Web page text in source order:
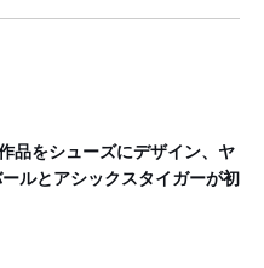
品をシューズにデザイン、ヤ
ルとアシックスタイガーが初